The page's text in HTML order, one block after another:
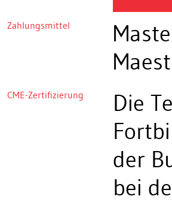
Zahlungsmittel
CME-Zertifizierung
Die
der
bei